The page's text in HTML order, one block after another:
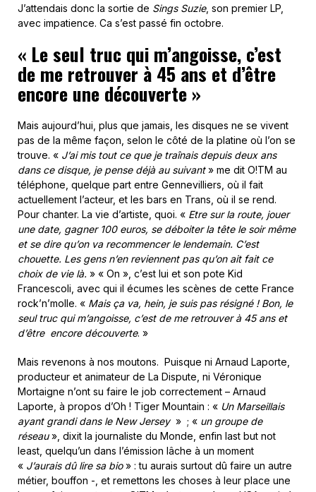
J’attendais donc la sortie de Sings Suzie, son premier LP,
avec impatience. Ca s’est passé fin octobre.
« Le seul truc qui m’angoisse, c’est
de me retrouver à 45 ans et d’être
encore une découverte »
Mais aujourd’hui, plus que jamais, les disques ne se vivent
pas de la même façon, selon le côté de la platine où l’on se
trouve. « J’ai mis tout ce que je traînais depuis deux ans
dans ce disque, je pense déjà au suivant» me dit O!TM au
téléphone, quelque part entre Gennevilliers, où il fait
actuellement l’acteur, et les bars en Trans, où il se rend.
Pour chanter. La vie d’artiste, quoi. « Etre sur la route, jouer
une date, gagner 100 euros, se déboiter la tête le soir même
et se dire qu’on va recommencer le lendemain. C’est
chouette. Les gens n’en reviennent pas qu’on ait fait ce
choix de vie là. » « On », c’est lui et son pote Kid
Francescoli, avec qui il écumes les scènes de cette France
rock’n’molle. « Mais ça va, hein, je suis pas résigné ! Bon, le
seul truc qui m’angoisse, c’est de me retrouver à 45 ans et
d’être encore découverte. »
Mais revenons à nos moutons. Puisque ni Arnaud Laporte,
producteur et animateur de La Dispute, ni Véronique
Mortaigne n’ont su faire le job correctement – Arnaud
Laporte, à propos d’Oh ! Tiger Mountain : « Un Marseillais
ayant grandi dans le New Jersey » ; « un groupe de
réseau», dixit la journaliste du Monde, enfin last but not
least, quelqu’un dans l’émission lâche à un moment
« J’aurais dû lire sa bio» : tu aurais surtout dû faire un autre
métier, bouffon -, et remettons les choses à leur place une